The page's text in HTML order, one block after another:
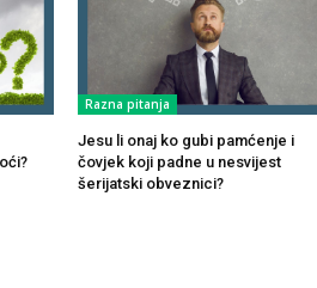
Razna pitanja
Jesu li onaj ko gubi pamćenje i
čovjek koji padne u nesvijest
šerijatski obveznici?